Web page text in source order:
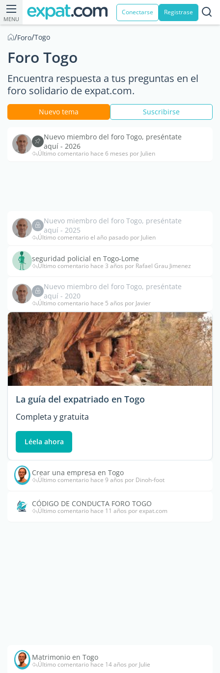
MENU
Conectarse Registrase
/Foro/Togo
Foro Togo
Encuentra respuesta a tus preguntas en el
foro solidario de expat.com.
Nuevo tema Suscribirse
Nuevo miembro del foro Togo, preséntate
aquí - 2026
Último comentario hace 6 meses por Julien
Nuevo miembro del foro Togo, preséntate
aquí - 2025
Último comentario el año pasado por Julien
seguridad policial en Togo-Lome
Último comentario hace 3 años por Rafael Grau Jimenez
Nuevo miembro del foro Togo, preséntate
aquí - 2020
Último comentario hace 5 años por Javier
La guía del expatriado en Togo
Completa y gratuita
Léela ahora
Crear una empresa en Togo
Último comentario hace 9 años por Dinoh-foot
CÓDIGO DE CONDUCTA FORO TOGO
Último comentario hace 11 años por expat.com
Matrimonio en Togo
Último comentario hace 14 años por Julie